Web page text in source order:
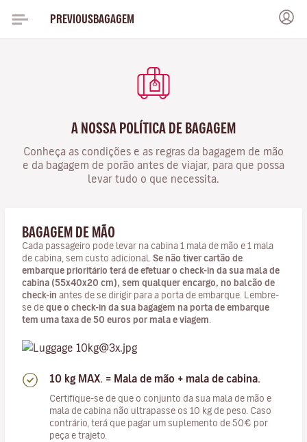
PREVIOUSBAGAGEM
A NOSSA POLÍTICA DE BAGAGEM
Conheça as condições e as regras da bagagem de mão
e da bagagem de porão antes de viajar, para que possa
levar tudo o que necessita.
BAGAGEM DE MÃO
Cada passageiro pode levar na cabina 1 mala de mão e 1 mala
de cabina, sem custo adicional. Se não tiver cartão de
embarque prioritário terá de efetuar o check-in da sua mala de
cabina (55x40x20 cm), sem qualquer encargo, no balcão de
check-in antes de se dirigir para a porta de embarque.
Lembre-
se de que o check-in da sua bagagem na porta de embarque
tem uma taxa de 50 euros por mala e viagem
10 kg MAX. = Mala de mão + mala de cabina.
Certifique-se de que o conjunto da sua mala de mão e
mala de cabina não ultrapasse os 10 kg de peso. Caso
contrário, terá que pagar um suplemento de 50€ por
peça e trajeto.